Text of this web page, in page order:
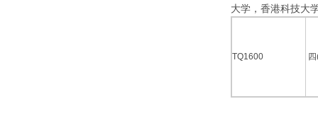
大学，香港科技大
TQ1600 四